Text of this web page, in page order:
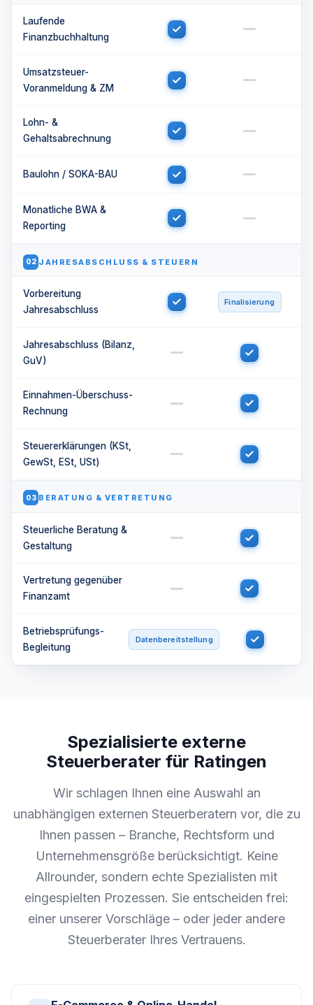
Laufende
Finanzbuchhaltung
Umsatzsteuer-
Voranmeldung & ZM
Lohn- &
Gehaltsabrechnung
Baulohn / SOKA-BAU
Monatliche BWA &
Reporting
02 JAHRESABSCHLUSS & STEUERN
Vorbereitung
Jahresabschluss
Finalisierung
Jahresabschluss (Bilanz,
GuV)
Einnahmen-Überschuss-
Rechnung
Steuererklärungen (KSt,
GewSt, ESt, USt)
03 BERATUNG & VERTRETUNG
Steuerliche Beratung &
Gestaltung
Vertretung gegenüber
Finanzamt
Betriebsprüfungs-
Begleitung
Datenbereitstellung
Spezialisierte externe
Steuerberater für Ratingen
Wir schlagen Ihnen eine Auswahl an
unabhängigen externen Steuerberatern vor, die zu
Ihnen passen – Branche, Rechtsform und
Unternehmensgröße berücksichtigt. Keine
Allrounder, sondern echte Spezialisten mit
eingespielten Prozessen. Sie entscheiden frei:
einer unserer Vorschläge – oder jeder andere
Steuerberater Ihres Vertrauens.